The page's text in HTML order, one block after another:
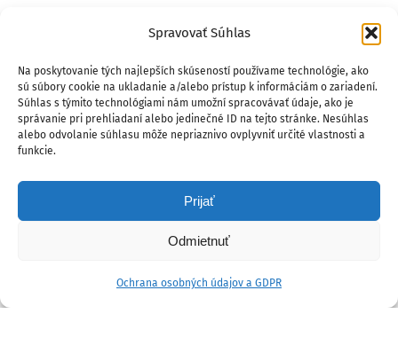
Spravovať Súhlas
Na poskytovanie tých najlepších skúseností používame technológie, ako
sú súbory cookie na ukladanie a/alebo prístup k informáciám o zariadení.
Súhlas s týmito technológiami nám umožní spracovávať údaje, ako je
správanie pri prehliadaní alebo jedinečné ID na tejto stránke. Nesúhlas
alebo odvolanie súhlasu môže nepriaznivo ovplyvniť určité vlastnosti a
funkcie.
Prijať
Odmietnuť
Ochrana osobných údajov a GDPR